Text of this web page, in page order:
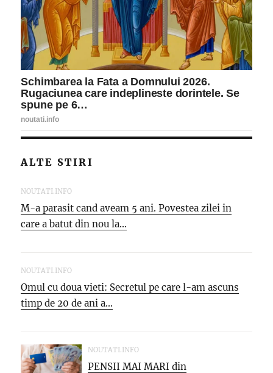
ALTE STIRI
NOUTATI.INFO
M-a parasit cand aveam 5 ani. Povestea zilei in
care a batut din nou la...
NOUTATI.INFO
Omul cu doua vieti: Secretul pe care l-am ascuns
timp de 20 de ani a...
NOUTATI.INFO
PENSII MAI MARI din